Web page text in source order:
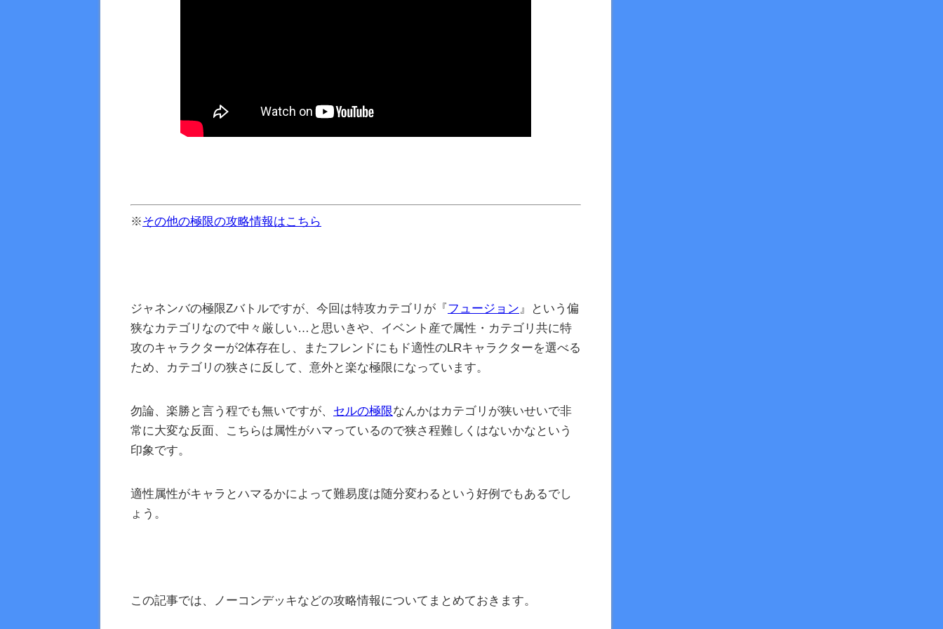
※その他の極限の攻略情報はこちら
ジャネンバの極限Zバトルですが、今回は特攻カテゴリが『フュージョン 』という偏
狭なカテゴリなので中々厳しい…と思いきや、イベント産で属性・カテゴリ共に特
攻のキャラクターが2体存在し、またフレンドにもド適性のLRキャラクターを選べる
ため、カテゴリの狭さに反して、意外と楽な極限になっています。
勿論、楽勝と言う程でも無いですが、 セルの極限なんかはカテゴリが狭いせいで非
常に大変な反面、こちらは属性がハマっているので狭さ程難しくはないかなという
印象です。
適性属性がキャラとハマるかによって難易度は随分変わるという好例でもあるでし
ょう。
この記事では、ノーコンデッキなどの攻略情報についてまとめておきます。